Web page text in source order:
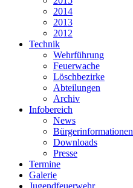
2014
2013
2012
Technik
Wehrführung
Feuerwache
Löschbezirke
Abteilungen
Archiv
Infobereich
News
Bürgerinformationen
Downloads
Presse
Termine
Galerie
Jugendfeuerwehr